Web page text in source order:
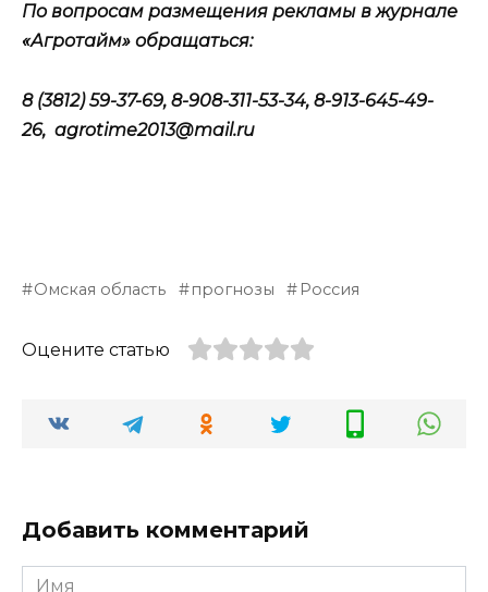
По вопросам размещения рекламы в журнале
«Агротайм» обращаться:
8 (3812) 59-37-69, 8-908-311-53-34, 8-913-645-49-
26, agrotime2013@mail.ru
Омская область прогнозы Россия
Оцените статью
Добавить комментарий
Имя